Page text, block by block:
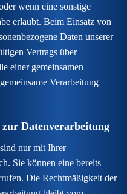
wenn eine sonstige
erlaubt. Beim Einsatz von
Daten unserer
Vertrags über
einer gemeinsamen
Verarbeitung
Datenverarbeitung
nur mit Ihrer
Sie können eine bereits
Die Rechtmäßigkeit der